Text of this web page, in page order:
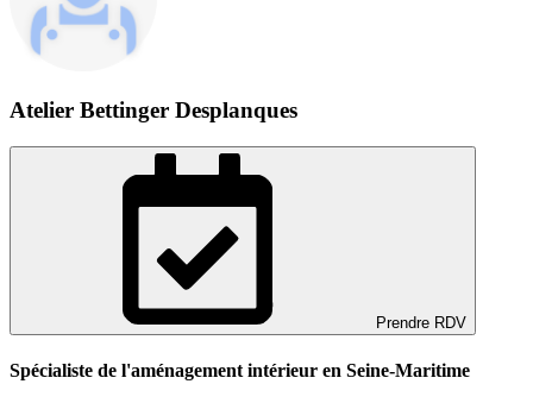
Atelier Bettinger Desplanques
Prendre RDV
Spécialiste de l'aménagement intérieur en Seine-Maritime